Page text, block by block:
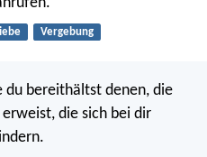
Vergebung
du bereithältst denen, die
die sich bei dir